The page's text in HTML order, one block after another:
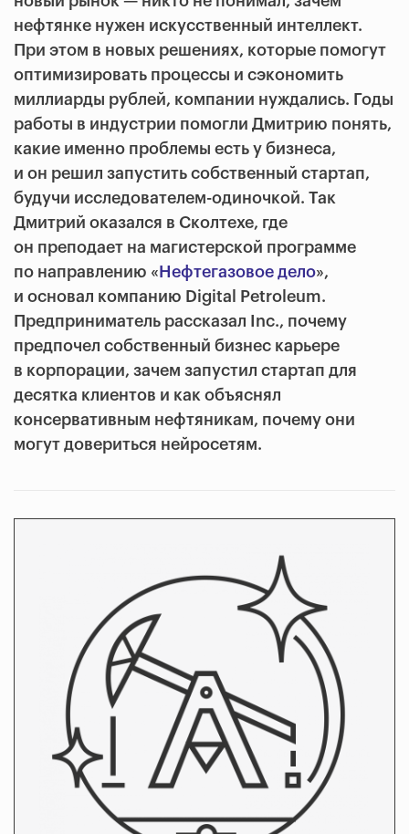
нефтянке нужен искусственный интеллект.
При этом в новых решениях, которые помогут
оптимизировать процессы и сэкономить
миллиарды рублей, компании нуждались. Годы
работы в индустрии помогли Дмитрию понять,
какие именно проблемы есть у бизнеса,
и он решил запустить собственный стартап,
будучи исследователем-одиночкой. Так
Дмитрий оказался в Сколтехе, где
он преподает на магистерской программе
по направлению « Нефтегазовое дело»,
и основал компанию Digital Petroleum.
Предприниматель рассказал Inc., почему
предпочел собственный бизнес карьере
в корпорации, зачем запустил стартап для
десятка клиентов и как объяснял
консервативным нефтяникам, почему они
могут довериться нейросетям.